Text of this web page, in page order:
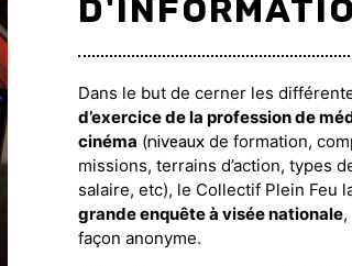
Dans le but de cerner les
d’exercice de la profession de
cinéma (niveaux de formation,
missions, terrains d’action, types
salaire, etc), le Collectif Plein Feu
grande enquête à visée nationale
façon anonyme.